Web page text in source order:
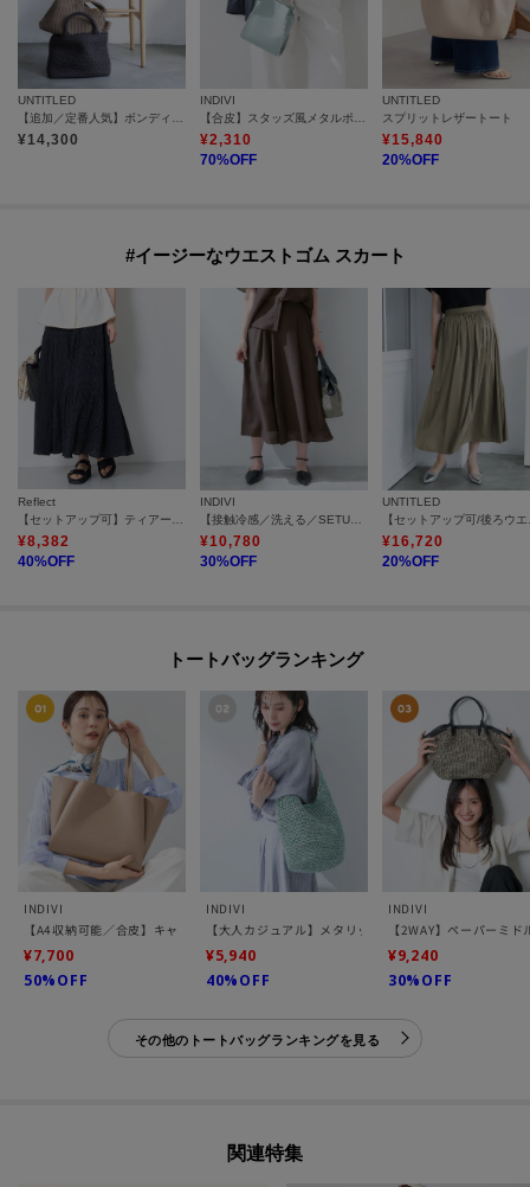
UNTITLED
【追加／定番人気】ボンディングメッシュトート
¥14,300
INDIVI
【合皮】スタッズ風メタルポシェットバッグ
¥2,310
70%OFF
UNTITLED
スプリットレザートート
¥15,840
20%OFF
#イージーなウエストゴム スカート
Reflect
¥8,382
40%OFF
INDIVI
¥10,780
30%OFF
UNTITLED
¥16,720
20%OFF
トートバッグランキング
INDIVI
【A4収納可能／合皮】キャリアタックバッグ
¥7,700
50%OFF
INDIVI
【大人カジュアル】メタリックかぎ編みボトルバッグ
¥5,940
40%OFF
INDIVI
【2WAY】ペーパーミド
¥9,240
30%OFF
その他のトートバッグランキングを見る
関連特集